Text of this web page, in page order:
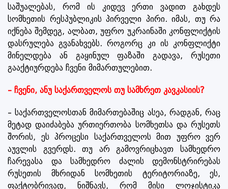
საშუალებას, რომ ის კიდევ ერთი ვადით გახდეს
სომხეთის რესპუბლიკის პირველი პირი. იმას, თუ რა
იქნება შემდეგ, ალბათ, უფრო უკრაინაში კონფლიქტის
დასრულება გვანახვებს. როგორც კი ის კონფლიქტი
მინელდება ან გაყინულ ფაზაში გადავა, რუსეთი
გააქტიურდება ჩვენი მიმართულებით.
– ჩვენი, ანუ საქართველოს თუ სამხრეთ კავკასიის?
– საქართველოსთან მიმართებაშიც ასეა, რადგან, რაც
მეტად დაიძაბება ურთიერთობა სომხეთსა და რუსეთს
შორის, ეს პროცესი საქართველოს მით უფრო ვერ
აუვლის გვერდს. თუ არ გამოვრიცხავთ სამხედრო
ჩარევასა და სამხედრო ძალის დემონსტრირებას
რუსეთის მხრიდან სომხეთის ტერიტორიაზე, ეს,
ფაქტობრივად, ნიშნავს, რომ მისი ლოჯისტიკა